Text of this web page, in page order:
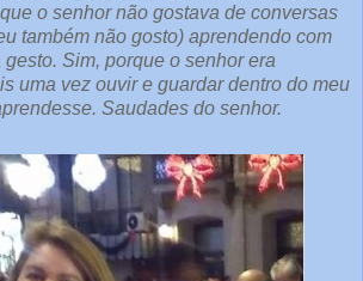
o senhor não gostava de conversas
também não gosto) aprendendo com
Sim, porque o senhor era
uma vez ouvir e guardar dentro do meu
Saudades do senhor.